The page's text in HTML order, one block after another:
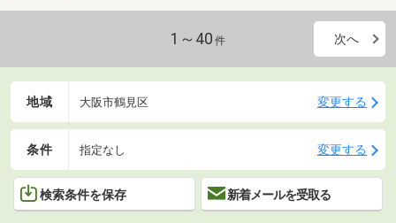
1～40 件 次へ
地域 大阪市鶴見区 変更する
条件 指定なし 変更する
検索条件を保存 新着メールを受取る